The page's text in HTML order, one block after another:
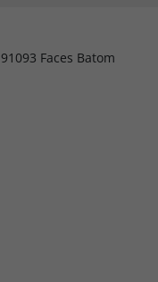
91093 Faces Batom